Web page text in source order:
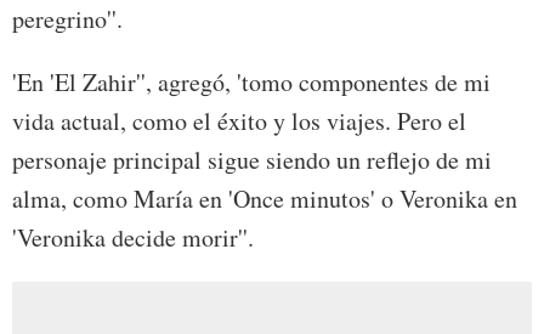
peregrino''.
'En 'El Zahir'', agregó, 'tomo componentes de mi
vida actual, como el éxito y los viajes. Pero el
personaje principal sigue siendo un reflejo de mi
alma, como María en 'Once minutos' o Veronika en
'Veronika decide morir''.